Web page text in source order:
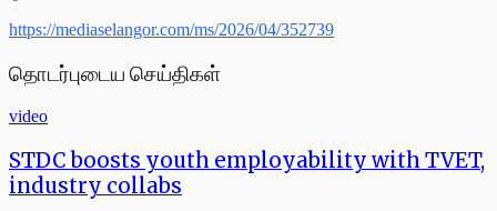
https://mediaselangor.com/ms/2026/04/352739
தொடர்புடைய செய்திகள்
video
STDC boosts youth employability with TVET,
industry collabs